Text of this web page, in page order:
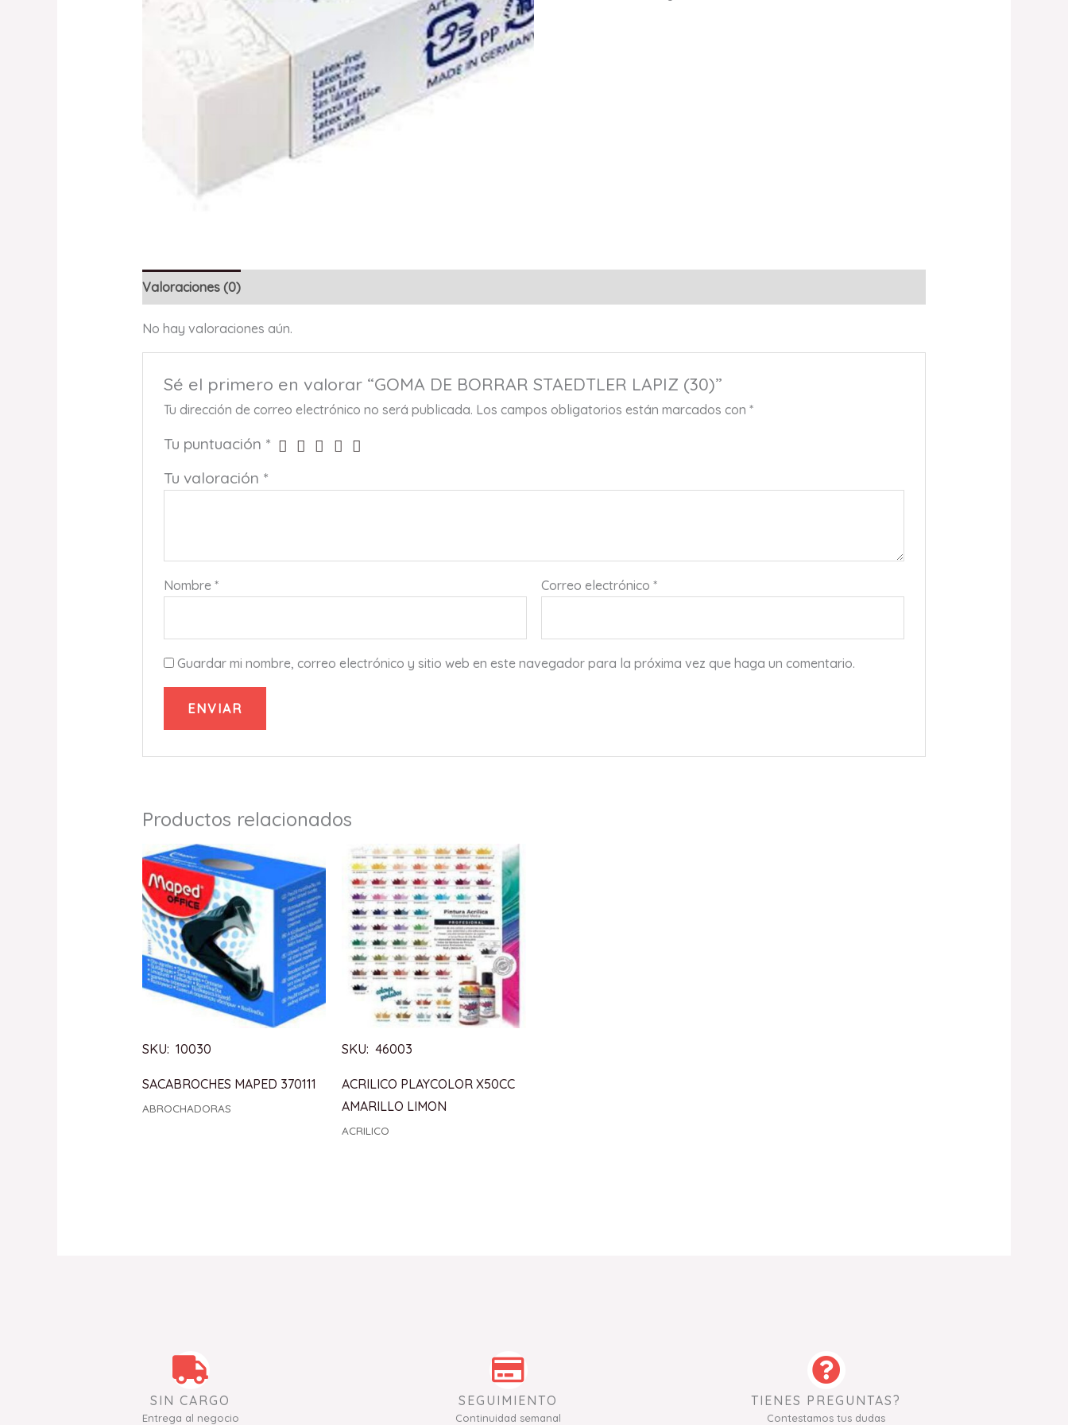
Valoraciones (0)
No hay valoraciones aún.
Sé el primero en valorar “GOMA DE BORRAR STAEDTLER LAPIZ (30)”
Tu dirección de correo electrónico no será publicada. Los campos obligatorios están marcados con*
Tu puntuación *
Tu valoración *
Nombre* Correo electrónico*
Guardar mi nombre, correo electrónico y sitio web en este navegador para la próxima vez que haga un comentario.
Productos relacionados
SKU: 10030
SACABROCHES MAPED 370111
ABROCHADORAS
SKU: 46003
ACRILICO PLAYCOLOR X50CC
AMARILLO LIMON
ACRILICO
SIN CARGO
Entrega al negocio
SEGUIMIENTO
Continuidad semanal
TIENES PREGUNTAS?
Contestamos tus dudas